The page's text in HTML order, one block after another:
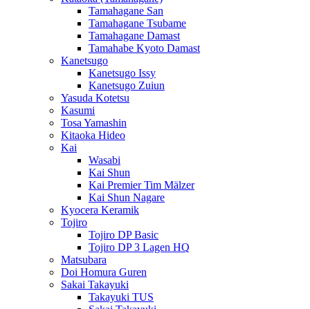
Tamahagane San
Tamahagane Tsubame
Tamahagane Damast
Tamahabe Kyoto Damast
Kanetsugo
Kanetsugo Issy
Kanetsugo Zuiun
Yasuda Kotetsu
Kasumi
Tosa Yamashin
Kitaoka Hideo
Kai
Wasabi
Kai Shun
Kai Premier Tim Mälzer
Kai Shun Nagare
Kyocera Keramik
Tojiro
Tojiro DP Basic
Tojiro DP 3 Lagen HQ
Matsubara
Doi Homura Guren
Sakai Takayuki
Takayuki TUS